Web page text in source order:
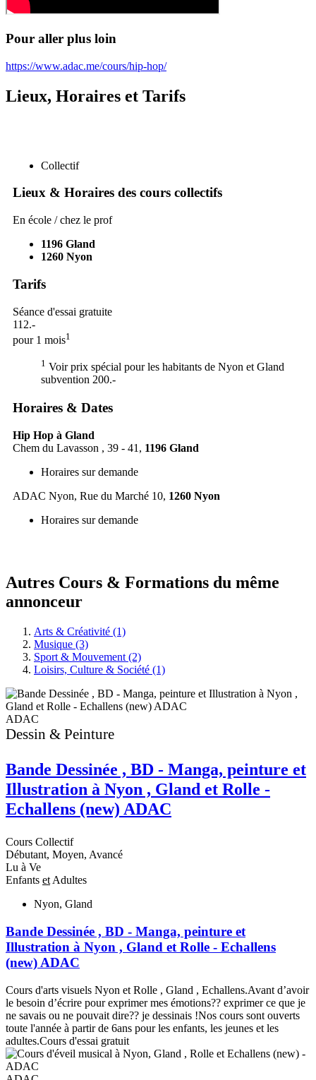
Pour aller plus loin
https://www.adac.me/cours/hip-hop/
Lieux, Horaires et Tarifs
Collectif
Lieux & Horaires des cours collectifs
En école / chez le prof
1196 Gland
1260 Nyon
Tarifs
Séance d'essai gratuite
112.-
pour 1 mois1
1 Voir prix spécial pour les habitants de Nyon et Gland
subvention 200.-
Horaires & Dates
Hip Hop à Gland
Chem du Lavasson , 39 - 41, 1196 Gland
Horaires sur demande
ADAC Nyon, Rue du Marché 10, 1260 Nyon
Horaires sur demande
Autres Cours & Formations du même
annonceur
Arts & Créativité (1)
Musique (3)
Sport & Mouvement (2)
Loisirs, Culture & Société (1)
ADAC
Dessin & Peinture
Bande Dessinée , BD - Manga, peinture et
Illustration à Nyon , Gland et Rolle -
Echallens (new) ADAC
Cours Collectif
Débutant, Moyen, Avancé
Lu à Ve
Enfants etAdultes
Nyon, Gland
Bande Dessinée , BD - Manga, peinture et
Illustration à Nyon , Gland et Rolle - Echallens
(new) ADAC
Cours d'arts visuels Nyon et Rolle , Gland , Echallens.Avant d’avoir
le besoin d’écrire pour exprimer mes émotions?? exprimer ce que je
ne savais ou ne pouvait dire?? je dessinais !Nos cours sont ouverts
toute l'année à partir de 6ans pour les enfants, les jeunes et les
adultes.Cours d'essai gratuit